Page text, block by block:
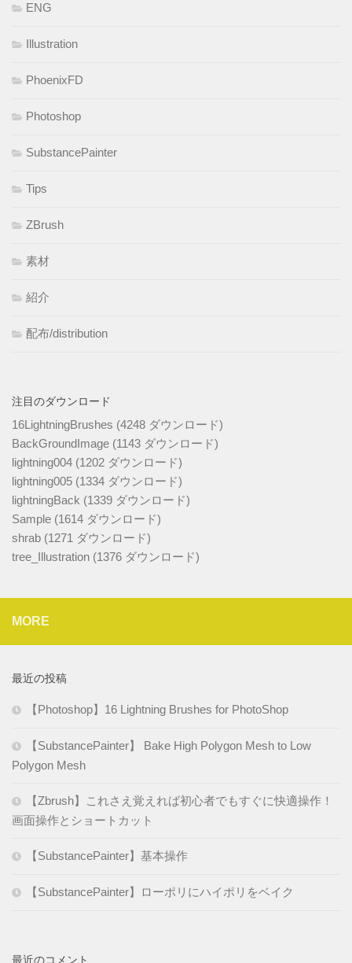
ENG
Illustration
PhoenixFD
Photoshop
SubstancePainter
Tips
ZBrush
素材
紹介
配布/distribution
注目のダウンロード
16LightningBrushes (4248 ダウンロード)
BackGroundImage (1143 ダウンロード)
lightning004 (1202 ダウンロード)
lightning005 (1334 ダウンロード)
lightningBack (1339 ダウンロード)
Sample (1614 ダウンロード)
shrab (1271 ダウンロード)
tree_Illustration (1376 ダウンロード)
MORE
最近の投稿
【Photoshop】16 Lightning Brushes for PhotoShop
【SubstancePainter】 Bake High Polygon Mesh to Low
Polygon Mesh
【Zbrush】これさえ覚えれば初心者でもすぐに快適操作！
画面操作とショートカット
【SubstancePainter】基本操作
【SubstancePainter】ローポリにハイポリをベイク
最近のコメント